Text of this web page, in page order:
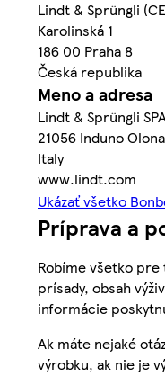
Lindt & Sprüngli
Karolinská 1
186 00 Praha 8
Česká republika
Meno a adresa
Lindt & Sprüngli
21056 Induno
Italy
www.lindt.com
Ukázať všetko
Príprava a
Robíme všetko
prísady, obsah
informácie
Ak máte nejaké
výrobku, ak nie je